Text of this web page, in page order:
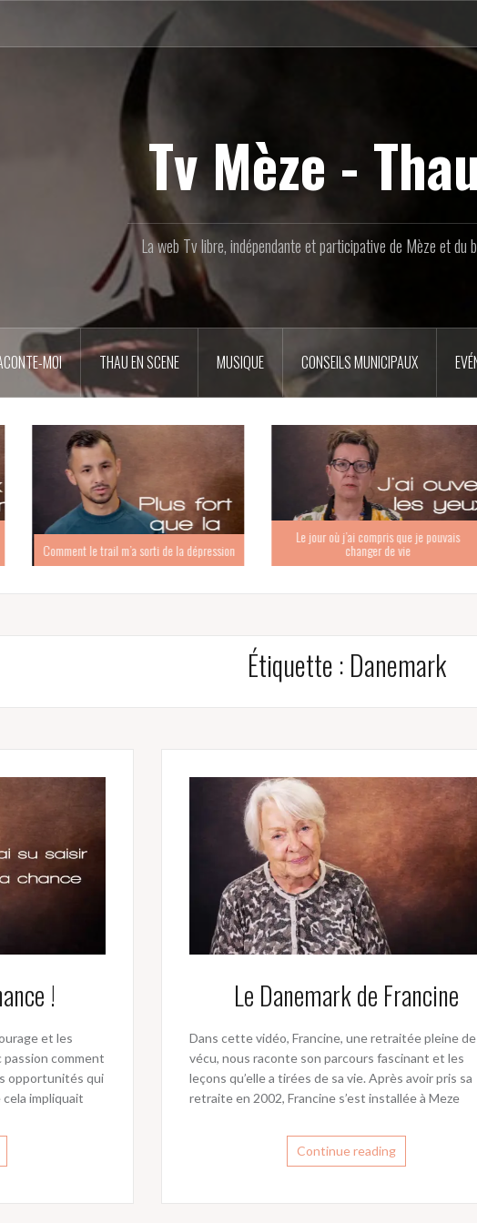
Tv Mèze -
La web Tv libre, indépendante et participative de Mèze et du
MOI THAU EN SCENE MUSIQUE CONSEILS MUNICIPAUX
Comment le trail m’a sorti de la dépression
Le jour où j’ai compris que je pouvais
changer de vie
Étiquette : Danemark
!
et les
comment
opportunités qui
impliquait
Le Danemark de Francine
Dans cette vidéo, Francine, une retraitée pleine de
vécu, nous raconte son parcours fascinant et les
leçons qu’elle a tirées de sa vie. Après avoir pris sa
retraite en 2002, Francine s’est installée à Meze
Continue reading